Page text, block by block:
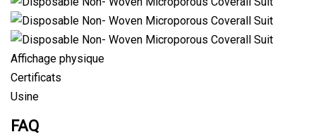
Affichage physique
Certificats
Usine
FAQ